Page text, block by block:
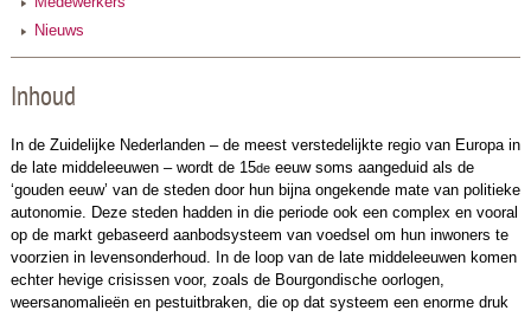
Nieuws
Inhoud
In de Zuidelijke Nederlanden – de meest verstedelijkte regio van Europa in
de late middeleeuwen – wordt de 15deeeuw soms aangeduid als de
‘gouden eeuw’ van de steden door hun bijna ongekende mate van politieke
autonomie. Deze steden hadden in die periode ook een complex en vooral
op de markt gebaseerd aanbodsysteem van voedsel om hun inwoners te
voorzien in levensonderhoud. In de loop van de late middeleeuwen komen
echter hevige crisissen voor, zoals de Bourgondische oorlogen,
weersanomalieën en pestuitbraken, die op dat systeem een enorme druk